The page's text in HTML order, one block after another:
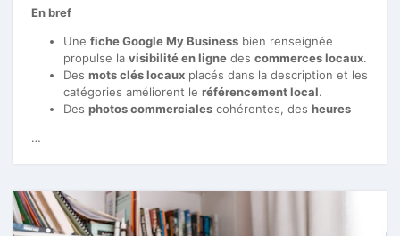
En bref
Une fiche Google My Business bien renseignée
propulse la visibilité en ligne des commerces locaux.
Des mots clés locaux placés dans la description et les
catégories améliorent le référencement local.
Des photos commerciales cohérentes, des heures
…